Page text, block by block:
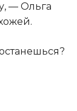
— Ольга